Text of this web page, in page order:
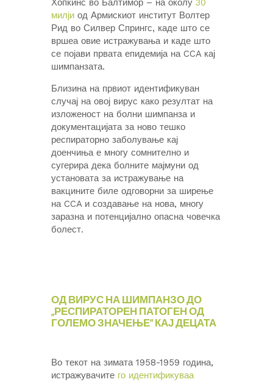
Хопкинс во Балтимор – на околу 30
милји од Армискиот институт Волтер
Рид во Силвер Спрингс, каде што се
вршеа овие истражувања и каде што
се појави првата епидемија на CCA кај
шимпанзата.
Близина на првиот идентификуван
случај на овој вирус како резултат на
изложеност на болни шимпанза и
документацијата за ново тешко
респираторно заболување кај
доенчиња е многу сомнително и
сугерира дека болните мајмуни од
установата за истражување на
вакцините биле одговорни за ширење
на CCA и создавање на нова, многу
заразна и потенцијално опасна човечка
болест.
ОД ВИРУС НА ШИМПАНЗО ДО
„РЕСПИРАТОРЕН ПАТОГЕН ОД
ГОЛЕМО ЗНАЧЕЊЕ“ КАЈ ДЕЦАТА
Во текот на зимата 1958-1959 година,
истражувачите го идентификуваа